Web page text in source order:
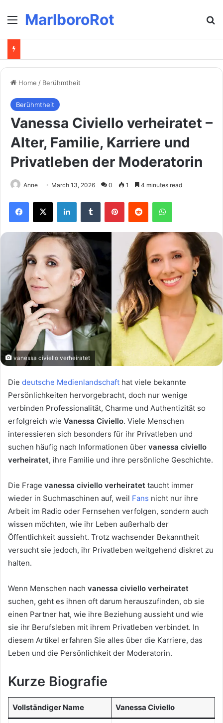
MenuMarlboroRot
Home / Berühmtheit
Berühmtheit
Vanessa Civiello verheiratet –
Alter, Familie, Karriere und
Privatleben der Moderatorin
Anne March 13, 2026 0 1 4 minutes read
Facebook
X LinkedInTumblr PinterestReddit WhatsApp
vanessa civiello verheiratet
Die deutsche Medienlandschaft hat viele bekannte
Persönlichkeiten hervorgebracht, doch nur wenige
verbinden Professionalität, Charme und Authentizität so
erfolgreich wie Vanessa Civiello. Viele Menschen
interessieren sich besonders für ihr Privatleben und
suchen häufig nach Informationen über vanessa civiello
verheiratet, ihre Familie und ihre persönliche Geschichte.
Die Frage vanessa civiello verheiratet taucht immer
wieder in Suchmaschinen auf, weil Fans nicht nur ihre
Arbeit im Radio oder Fernsehen verfolgen, sondern auch
wissen möchten, wie ihr Leben außerhalb der
Öffentlichkeit aussieht. Trotz wachsender Bekanntheit
versucht sie jedoch, ihr Privatleben weitgehend diskret zu
halten.
Wenn Menschen nach vanessa civiello verheiratet
suchen, geht es ihnen oft darum herauszufinden, ob sie
einen Partner hat, wie ihre Beziehung aussieht und wie
sie ihr Berufsleben mit ihrem Privatleben verbindet. In
diesem Artikel erfahren Sie alles über die Karriere, das
Leben und die Persönlichkeit der Moderatorin.
Kurze Biografie
Vollständiger Name Vanessa Civiello